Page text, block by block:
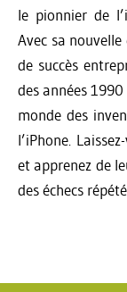
le pionnier de
Avec sa
de succès
des années
monde des
l’iPhone.
et apprenez de
des échecs